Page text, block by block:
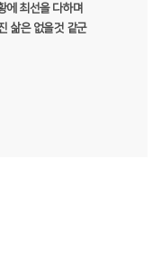
에 최선을 다하며
삶은 없을것 같군